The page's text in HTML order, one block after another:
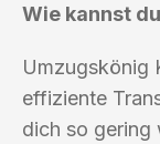
Wie kannst
Umzugskönig
effiziente
dich so gering